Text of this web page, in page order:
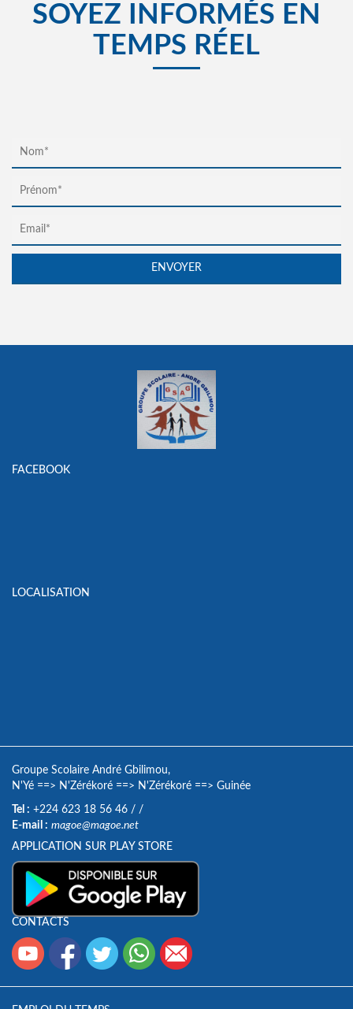
SOYEZ INFORMÉS EN
TEMPS RÉEL
FACEBOOK
LOCALISATION
Groupe Scolaire André Gbilimou,
N'Yé ==> N'Zérékoré ==> N'Zérékoré ==> Guinée
Tel : +224 623 18 56 46 / /
E-mail : magoe@magoe.net
APPLICATION SUR PLAY STORE
CONTACTS